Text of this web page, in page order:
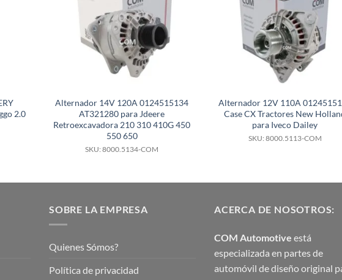
2.0
Alternador 14V 120A 0124515134
AT321280 para Jdeere
Retroexcavadora 210 310 410G 450
550 650
SKU: 8000.5134-COM
Alternador 12V 110A
Case CX Tractores New
para Iveco Dailey
SKU: 8000.5113-COM
SOBRE LA EMPRESA
Quienes Sómos?
Política de privacidad
ACERCA DE NOSOTROS:
COM Automotive está
especializada en partes de
automóvil de diseño original